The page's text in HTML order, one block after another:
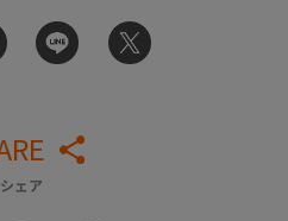
シェア